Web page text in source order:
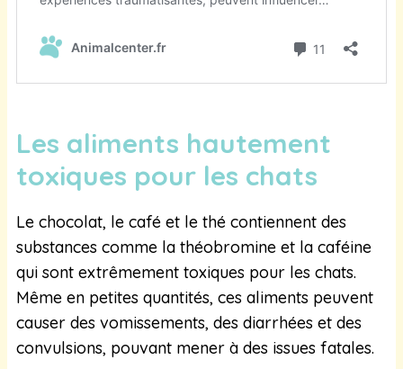
Les aliments hautement
toxiques pour les chats
Le chocolat, le café et le thé contiennent des
substances comme la théobromine et la caféine
qui sont extrêmement toxiques pour les chats.
Même en petites quantités, ces aliments peuvent
causer des vomissements, des diarrhées et des
convulsions, pouvant mener à des issues fatales.